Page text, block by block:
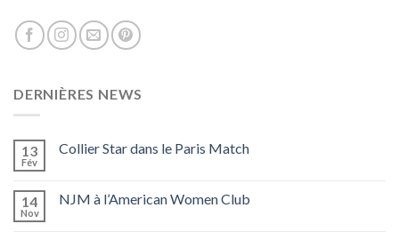
DERNIÈRES NEWS
13
Fév
Collier Star dans le Paris Match
14
Nov
NJM à l’American Women Club